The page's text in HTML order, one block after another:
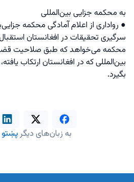
به محکمه جزایی بین‌المللی
● رواداری از اعلام آمادگی محکمه
سرگیری تحقیقات در افغانستان
محکمه می‌خواهد که طبق صلاحیت
‌بین‌المللی که در افغانستان ارتکاب
بگیرد.
به زبان‌های دیگرپښتو